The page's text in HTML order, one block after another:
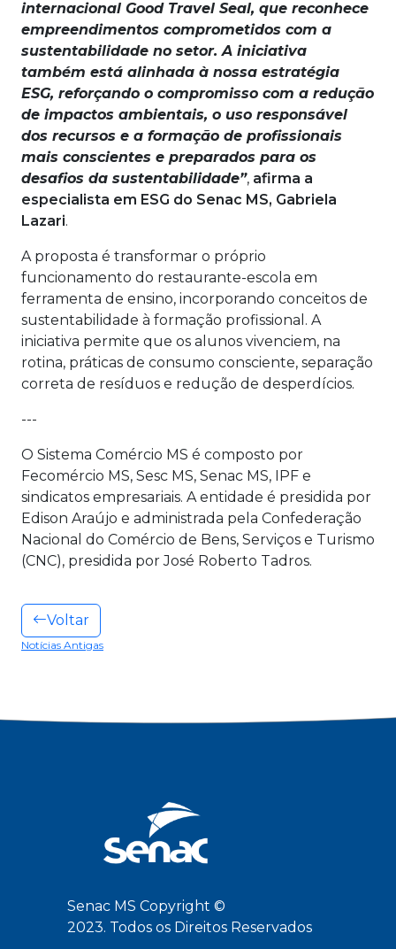
internacional Good Travel Seal, que reconhece
empreendimentos comprometidos com a
sustentabilidade no setor. A iniciativa
também está alinhada à nossa estratégia
ESG, reforçando o compromisso com a redução
de impactos ambientais, o uso responsável
dos recursos e a formação de profissionais
mais conscientes e preparados para os
desafios da sustentabilidade”, afirma a
especialista em ESG do Senac MS, Gabriela
Lazari.
A proposta é transformar o próprio
funcionamento do restaurante-escola em
ferramenta de ensino, incorporando conceitos de
sustentabilidade à formação profissional. A
iniciativa permite que os alunos vivenciem, na
rotina, práticas de consumo consciente, separação
correta de resíduos e redução de desperdícios.
---
O Sistema Comércio MS é composto por
Fecomércio MS, Sesc MS, Senac MS, IPF e
sindicatos empresariais. A entidade é presidida por
Edison Araújo e administrada pela Confederação
Nacional do Comércio de Bens, Serviços e Turismo
(CNC), presidida por José Roberto Tadros.
Voltar
Notícias Antigas
Senac MS Copyright ©
2023. Todos os Direitos Reservados